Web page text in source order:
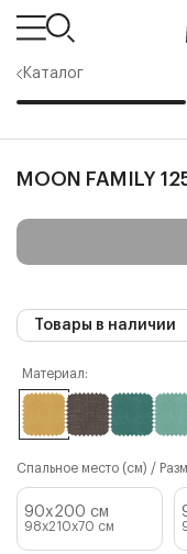
Каталог
MOON FAMILY
Товары в наличии
Материал:
Спальное место (см) /
90x200 см
98x210x70 см